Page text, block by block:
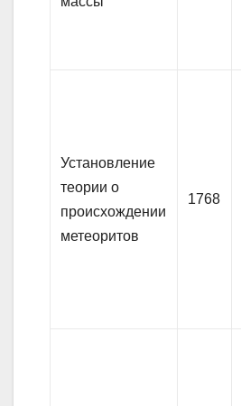
Установление
теории о
происхождении
метеоритов
1768